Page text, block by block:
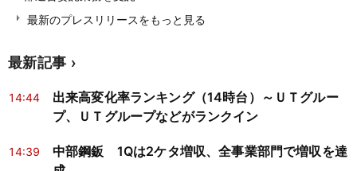
最新のプレスリリースをもっと見る
最新記事
14:44
出来高変化率ランキング（14時台）～ＵＴグルー
プ、ＵＴグループなどがランクイン
14:39
中部鋼鈑 1Qは2ケタ増収、全事業部門で増収を達